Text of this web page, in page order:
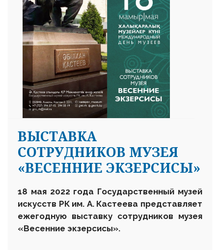
ВЫСТАВКА
СОТРУДНИКОВ МУЗЕЯ
«ВЕСЕННИЕ ЭКЗЕРСИСЫ»
18 мая 2022 года Государственный музей
искусств РК им. А. Кастеева представляет
ежегодную выставку сотрудников музея
«Весенние экзерсисы».